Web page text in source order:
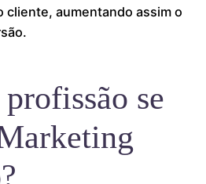
cliente, aumentando assim o
se